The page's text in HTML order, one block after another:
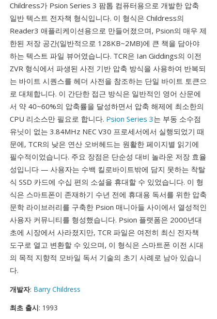
Childress가 Psion Series 3 팜톱 컴퓨터용으로 개발한 압축
일반 텍스트 전자책 형식입니다. 이 형식은 Childress의
Reader3 애플리케이션용으로 만들어졌으며, Psion의 매우 제
한된 저장 공간(일반적으로 128KB~2MB)에 큰 책을 담아야
하는 텍스트 파일 뷰어였습니다. TCR은 Ian Giddings의 이전
ZVR 형식에서 파생된 사전 기반 압축 방식을 사용하여 반복되
는 바이트 시퀀스를 헤더 사전을 참조하는 단일 바이트 토큰으
로 대체합니다. 이 간단한 접근 방식은 일반적인 영어 산문에
서 약 40~60%의 압축률을 달성하면서 압축 해제에 최소한의
CPU 리소스만 필요로 합니다. Psion Series 3는 부동 소수점
유닛이 없는 3.84MHz NEC V30 프로세서에서 실행되었기 때
문에, TCR의 낮은 연산 오버헤드는 원활한 페이지별 읽기에
필수적이었습니다. 주요 장점은 단순성 대비 놀라운 저장 효율
성입니다 — 사용자는 수백 킬로바이트밖에 담지 못하는 착탈
식 SSD 카드에 수십 편의 소설을 휴대할 수 있었습니다. 이 형
식은 스마트폰이 존재하기 수년 전에 휴대용 독서를 위한 압축
문학 라이브러리를 구축한 Psion 매니아들 사이에서 열성적인
사용자 커뮤니티를 형성했습니다. Psion 플랫폼은 2000년대
초에 시장에서 사라졌지만, TCR 파일은 여전히 최신 전자책
도구로 열고 변환할 수 있으며, 이 형식은 스마트폰 이전 시대
의 목적 지향적 모바일 독서 기술의 초기 사례로 남아 있습니
다.
개발자: Barry Childress
최초 출시: 1993